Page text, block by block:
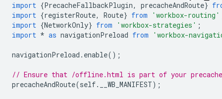
import {PrecacheFallbackPlugin, precacheAndRoute}
import {registerRoute, Route} from 'workbox-routing'
import {NetworkOnly} from 'workbox-strategies' ;
import * as navigationPreload from 'workbox-
navigationPreload . enable();
// Ensure that /offline.html is part of your
precacheAndRoute(self. __WB_MANIFEST);